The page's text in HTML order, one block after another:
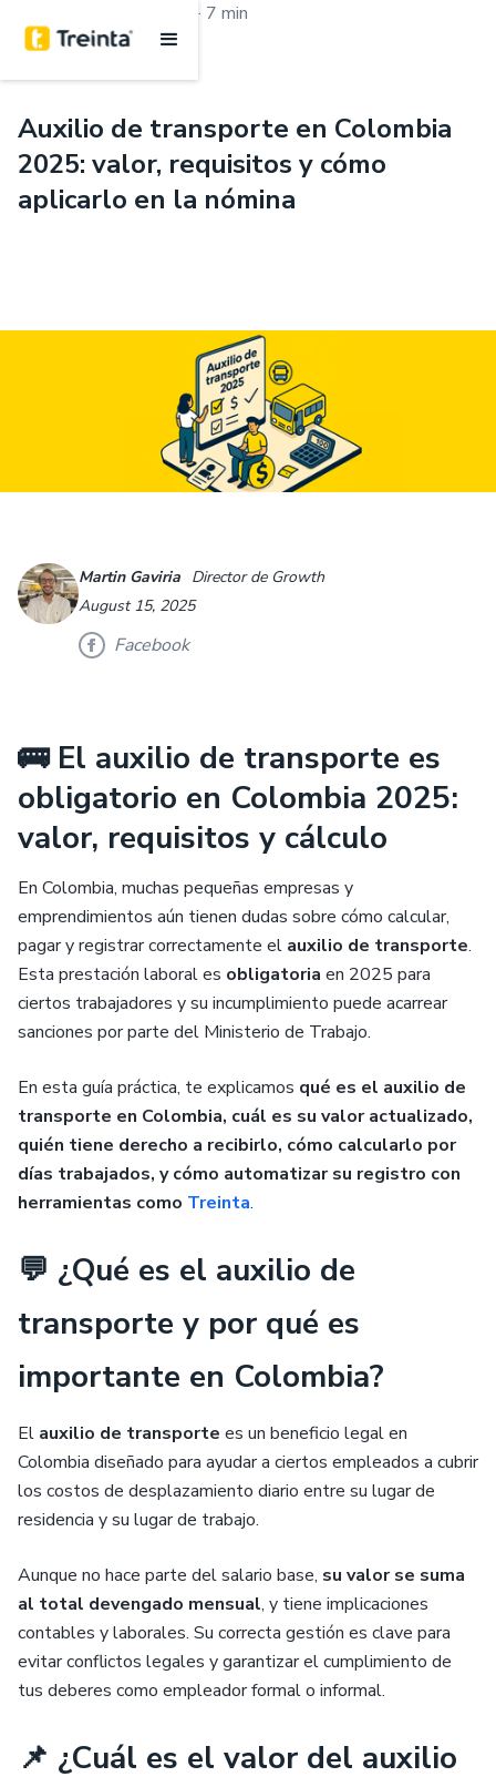
. 7 min
Auxilio de transporte en Colombia
2025: valor, requisitos y cómo
aplicarlo en la nómina
Martin Gaviria Director de Growth
August 15, 2025
Facebook
🚌 El auxilio de transporte es
obligatorio en Colombia 2025:
valor, requisitos y cálculo
En Colombia, muchas pequeñas empresas y
emprendimientos aún tienen dudas sobre cómo calcular,
pagar y registrar correctamente el auxilio de transporte.
Esta prestación laboral es obligatoria en 2025 para
ciertos trabajadores y su incumplimiento puede acarrear
sanciones por parte del Ministerio de Trabajo.
En esta guía práctica, te explicamos qué es el auxilio de
transporte en Colombia, cuál es su valor actualizado,
quién tiene derecho a recibirlo, cómo calcularlo por
días trabajados, y cómo automatizar su registro con
herramientas como Treinta.
💬 ¿Qué es el auxilio de
transporte y por qué es
importante en Colombia?
El auxilio de transporte es un beneficio legal en
Colombia diseñado para ayudar a ciertos empleados a cubrir
los costos de desplazamiento diario entre su lugar de
residencia y su lugar de trabajo.
Aunque no hace parte del salario base, su valor se suma
al total devengado mensual, y tiene implicaciones
contables y laborales. Su correcta gestión es clave para
evitar conflictos legales y garantizar el cumplimiento de
tus deberes como empleador formal o informal.
📌 ¿Cuál es el valor del auxilio